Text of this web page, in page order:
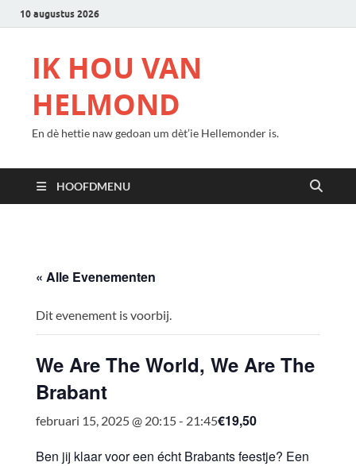
10 augustus 2026
IK HOU VAN
HELMOND
En dè hettie naw gedoan um dèt’ie Hellemonder is.
HOOFDMENU
« Alle Evenementen
Dit evenement is voorbij.
We Are The World, We Are The
Brabant
februari 15, 2025 @ 20:15- 21:45€19,50
Ben jij klaar voor een écht Brabants feestje? Een